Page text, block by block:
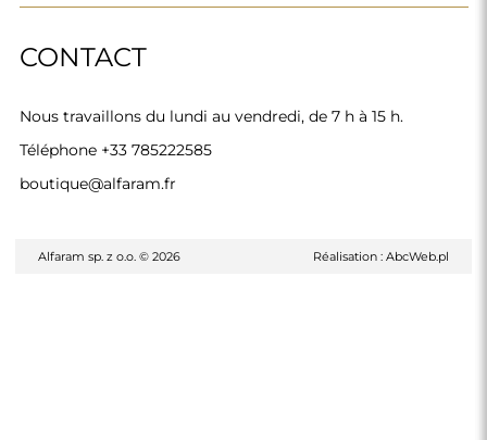
CONTACT
Nous travaillons du lundi au vendredi, de 7 h à 15 h.
Téléphone +33 785222585
boutique@alfaram.fr
Alfaram sp. z o.o. © 2026 Réalisation : AbcWeb.pl